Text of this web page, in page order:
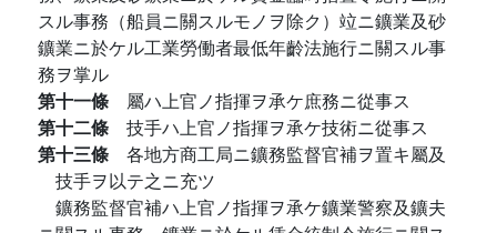
スル事務（船員ニ關スルモノヲ除ク）竝ニ鑛業及砂
鑛業ニ於ケル工業勞働者最低年齡法施行ニ關スル事
務ヲ掌ル
第十一條 屬ハ上官ノ指揮ヲ承ケ庶務ニ從事ス
第十二條 技手ハ上官ノ指揮ヲ承ケ技術ニ從事ス
第十三條 各地方商工局ニ鑛務監督官補ヲ置キ屬及
技手ヲ以テ之ニ充ツ
鑛務監督官補ハ上官ノ指揮ヲ承ケ鑛業警察及鑛夫